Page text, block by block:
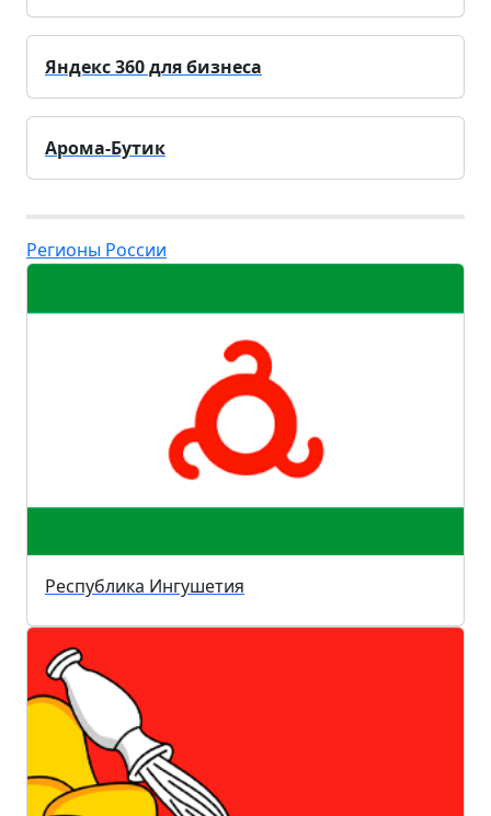
Яндекс 360 для бизнеса
Арома-Бутик
Регионы России
Республика Ингушетия